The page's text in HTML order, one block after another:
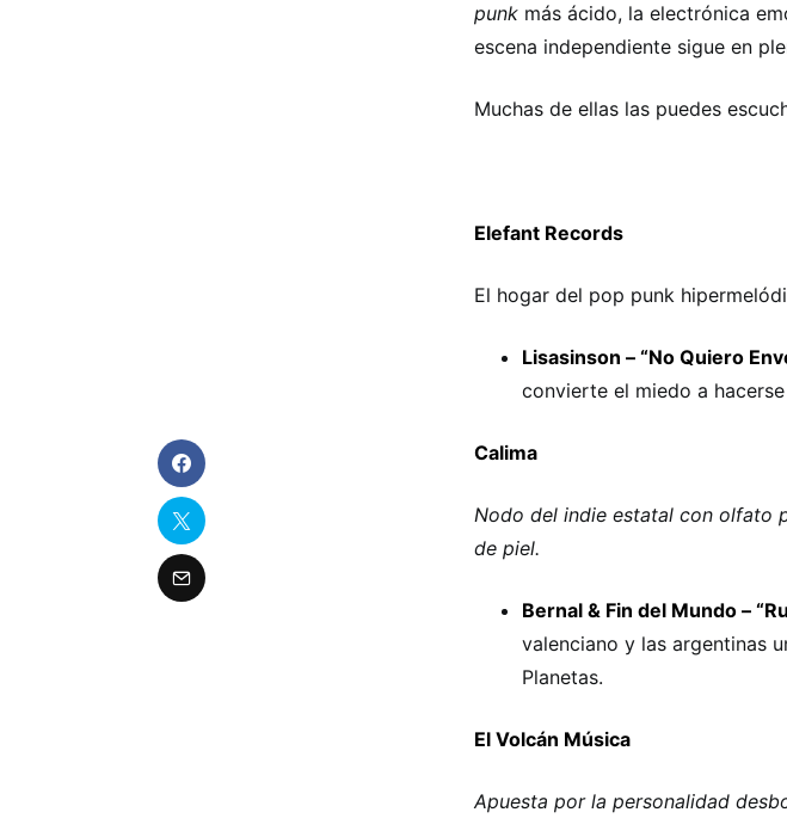
punk más ácido, la electrónica
escena independiente sigue en
Muchas de ellas las puedes
Elefant Records
El hogar del pop punk
Lisasinson – “No Quiero
convierte el miedo a
Calima
Nodo del indie estatal con olfato
de piel.
Bernal & Fin del Mundo –
valenciano y las argentinas
Planetas.
El Volcán Música
Apuesta por la personalidad